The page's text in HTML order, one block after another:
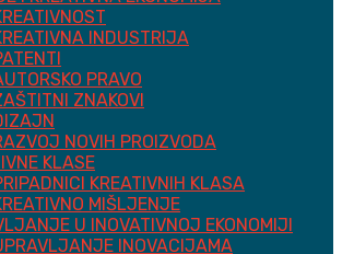
INDUSTRIJA
PRAVO
ZNAKOVI
NOVIH PROIZVODA
KLASE
KREATIVNIH KLASA
MIŠLJENJE
U INOVATIVNOJ EKONOMIJI
INOVACIJAMA